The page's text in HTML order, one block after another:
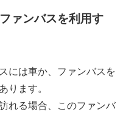
ァンバスを利用す
には車か、ファンバスを
ります。
れる場合、このファンバ